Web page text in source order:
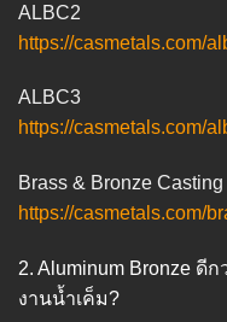
ALBC2
https://casmetals.com/
ALBC3
https://casmetals.com/
Brass & Bronze Casting
https://casmetals.com/
2. Aluminum Bronze ดี
งานน้ำเค็ม?